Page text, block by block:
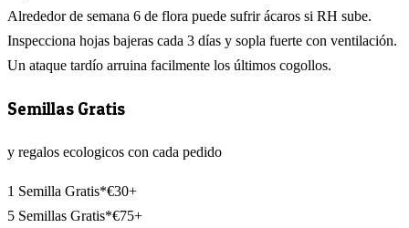
Alrededor de semana 6 de flora puede sufrir ácaros si RH sube.
Inspecciona hojas bajeras cada 3 días y sopla fuerte con ventilación.
Un ataque tardío arruina facilmente los últimos cogollos.
Semillas Gratis
y regalos ecologicos con cada pedido
1 Semilla Gratis*€30+
5 Semillas Gratis*€75+